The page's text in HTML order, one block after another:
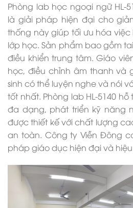
Phòng lab học ngoại ngữ HL-
là giải pháp hiện đại cho
thống này giúp tối ưu hóa
lớp học. Sản phẩm bao gồm
điều khiển trung tâm. Giáo
học, điều chỉnh âm thanh và
sinh có thể luyện nghe và nói
tốt nhất. Phòng lab HL-5140
đa dạng, phát triển kỹ năng
được thiết kế với chất lượng
an toàn. Công ty Viễn Đông
pháp giáo dục hiện đại và